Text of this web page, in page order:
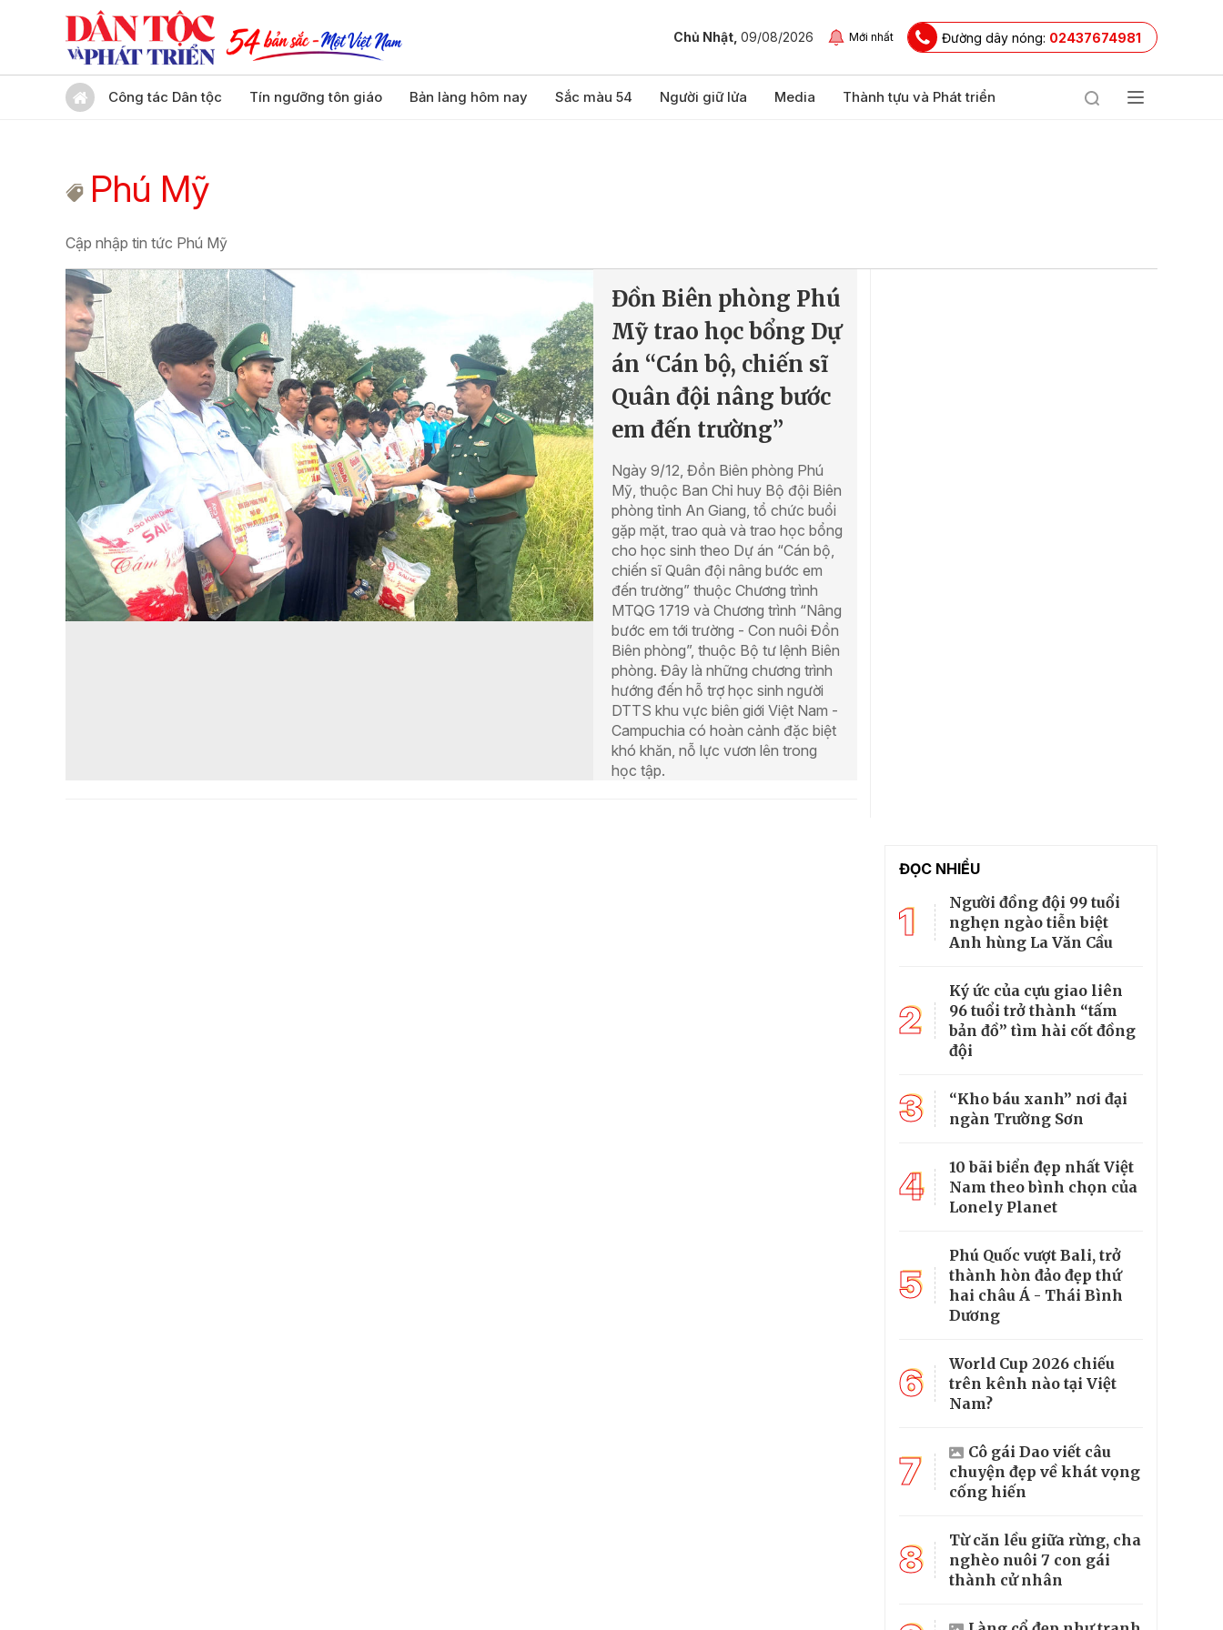
Chủ Nhật, 09/08/2026 Mới nhất Đường dây nóng: 02437674981
Công tác Dân tộc Tín ngưỡng tôn giáo Bản làng hôm nay Sắc màu 54 Người giữ lửa Media Thành tựu và Phát triển
Phú Mỹ
Cập nhập tin tức Phú Mỹ
Đồn Biên phòng Phú
Mỹ trao học bổng Dự
án “Cán bộ, chiến sĩ
Quân đội nâng bước
em đến trường”
Ngày 9/12, Đồn Biên phòng Phú
Mỹ, thuộc Ban Chỉ huy Bộ đội Biên
phòng tỉnh An Giang, tổ chức buổi
gặp mặt, trao quà và trao học bổng
cho học sinh theo Dự án “Cán bộ,
chiến sĩ Quân đội nâng bước em
đến trường” thuộc Chương trình
MTQG 1719 và Chương trình “Nâng
bước em tới trường - Con nuôi Đồn
Biên phòng”, thuộc Bộ tư lệnh Biên
phòng. Đây là những chương trình
hướng đến hỗ trợ học sinh người
DTTS khu vực biên giới Việt Nam -
Campuchia có hoàn cảnh đặc biệt
khó khăn, nỗ lực vươn lên trong
học tập.
ĐỌC NHIỀU
1
Người đồng đội 99 tuổi
nghẹn ngào tiễn biệt
Anh hùng La Văn Cầu
2
Ký ức của cựu giao liên
96 tuổi trở thành “tấm
bản đồ” tìm hài cốt đồng
đội
3
“Kho báu xanh” nơi đại
ngàn Trường Sơn
4
10 bãi biển đẹp nhất Việt
Nam theo bình chọn của
Lonely Planet
5
Phú Quốc vượt Bali, trở
thành hòn đảo đẹp thứ
hai châu Á - Thái Bình
Dương
6
World Cup 2026 chiếu
trên kênh nào tại Việt
Nam?
7
Cô gái Dao viết câu
chuyện đẹp về khát vọng
cống hiến
8
Từ căn lều giữa rừng, cha
nghèo nuôi 7 con gái
thành cử nhân